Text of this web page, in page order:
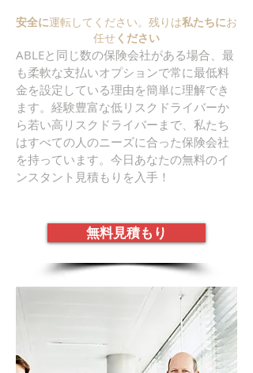
安全に運転してください。残りは私たちにお
任せ ください
ABLEと同じ数の保険会社がある場合、最
も柔軟な支払いオプションで常に最低料
金を設定している理由を簡単に理解でき
ます。経験豊富な低リスクドライバーか
ら若い高リスクドライバーまで、私たち
はすべての人のニーズに合った保険会社
を持っています。今日あなたの無料のイ
ンスタント見積もりを入手！
無料見積もり